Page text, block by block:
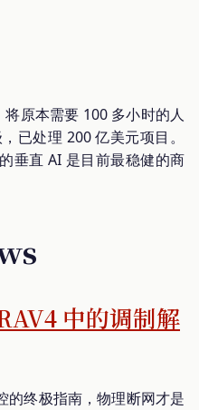
原本需要 100 多小时的人
已处理 200 亿美元项目。
垂直 AI 是目前最稳健的商
中的调制解
的终极指南，物理断网才是